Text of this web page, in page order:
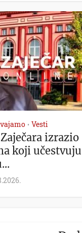
• Vesti
izrazio
koji učestvuju